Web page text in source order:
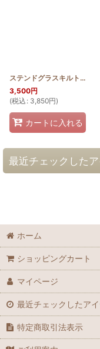
ステンドグラスキルト：パイナップルのソーイングケース
3,500円
(税込 : 3,850円)
カートに入れる
最近チェックした
ホーム
ショッピングカート
マイページ
最近チェックしたア
特定商取引法表示